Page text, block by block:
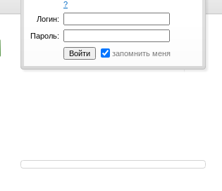
?
Логин:
Пароль:
запомнить меня